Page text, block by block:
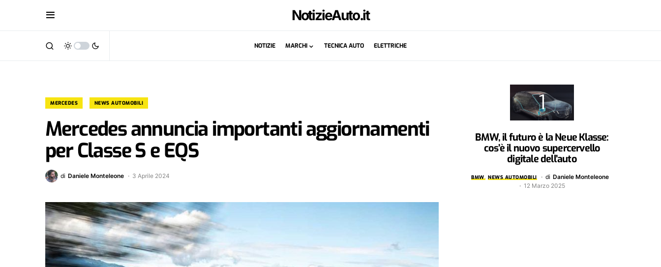
NotizieAuto.it
NOTIZIE MARCHI TECNICA AUTO ELETTRICHE
MERCEDES NEWS AUTOMOBILI
Mercedes annuncia importanti aggiornamenti
per Classe S e EQS
di Daniele Monteleone 3 Aprile 2024
BMW, il futuro è la Neue Klasse:
cos’è il nuovo supercervello
digitale dell’auto
BMW NEWS AUTOMOBILI di Daniele Monteleone
12 Marzo 2025